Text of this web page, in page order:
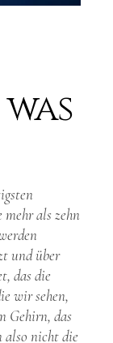
mehr als zehn
und über
das die
wir sehen,
Gehirn, das
nicht die